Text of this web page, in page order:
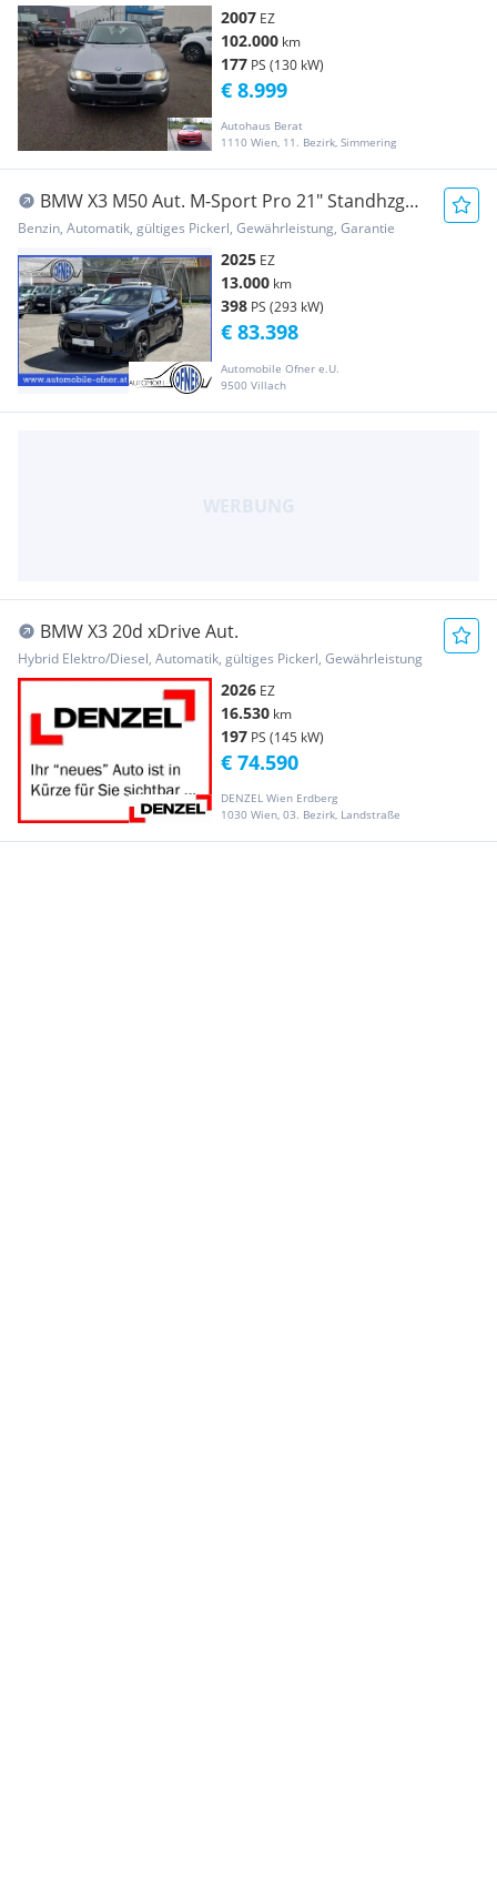
2007 EZ
102.000 km
177 PS (130 kW)
Autohaus Berat
1110 Wien, 11. Bezirk, Simmering
€ 8.999
BMW X3 M50 Aut. M-Sport Pro 21" Standhzg
Pano Drivi...
Benzin, Automatik, gültiges Pickerl, Gewährleistung, Garantie
2025 EZ
13.000 km
398 PS (293 kW)
Automobile Ofner e.U.
9500 Villach
€ 83.398
BMW X3 20d xDrive Aut.
Hybrid Elektro/Diesel, Automatik, gültiges Pickerl, Gewährleistung
2026 EZ
16.530 km
197 PS (145 kW)
DENZEL Wien Erdberg
1030 Wien, 03. Bezirk, Landstraße
€ 74.590